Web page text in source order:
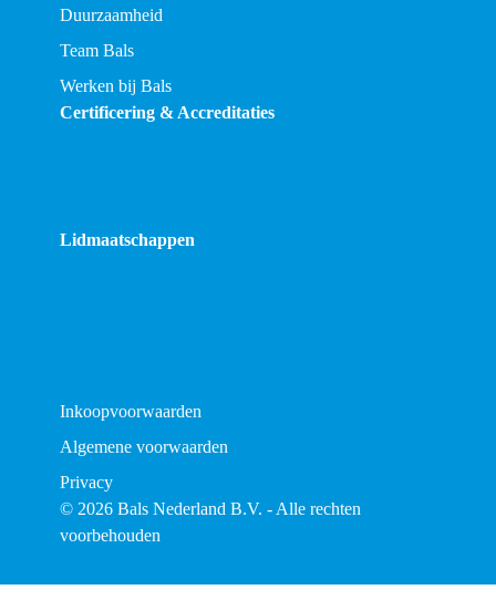
Duurzaamheid
Team Bals
Werken bij Bals
Certificering & Accreditaties
Lidmaatschappen
Inkoopvoorwaarden
Algemene voorwaarden
Privacy
© 2026 Bals Nederland B.V. - Alle rechten
voorbehouden